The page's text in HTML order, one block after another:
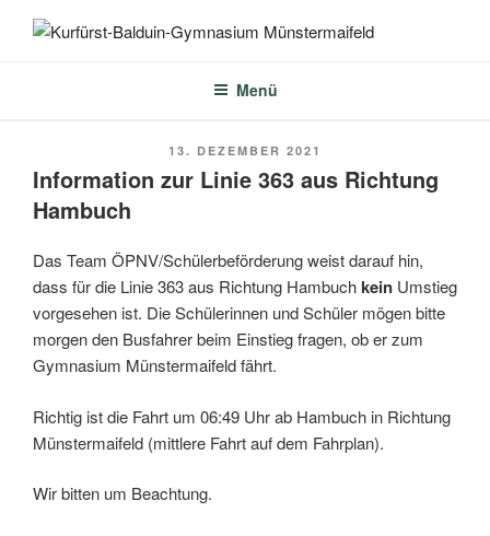
Inhalt
Menü
VERÖFFENTLICHT
13. DEZEMBER 2021
Information zur Linie 363 aus Richtung
Hambuch
Das Team ÖPNV/Schülerbeförderung weist darauf hin,
dass für die Linie 363 aus Richtung Hambuchkein Umstieg
vorgesehen ist. Die Schülerinnen und Schüler mögen bitte
morgen den Busfahrer beim Einstieg fragen, ob er zum
Gymnasium Münstermaifeld fährt.
Richtig ist die Fahrt um 06:49 Uhr ab Hambuch in Richtung
Münstermaifeld (mittlere Fahrt auf dem Fahrplan).
Wir bitten um Beachtung.